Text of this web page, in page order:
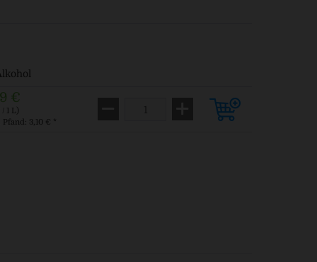
€
1 L)
Pfand: 3,10 € *